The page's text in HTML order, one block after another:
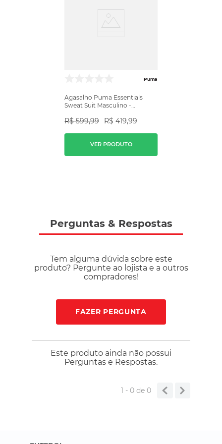
Puma
Agasalho Puma Essentials
Sweat Suit Masculino -
R$ 599,99 R$ 419,99
VER PRODUTO
Perguntas & Respostas
Tem alguma dúvida sobre este
produto? Pergunte ao lojista e a outros
compradores!
FAZER PERGUNTA
Este produto ainda não possui
Perguntas e Respostas.
1 - 0de 0